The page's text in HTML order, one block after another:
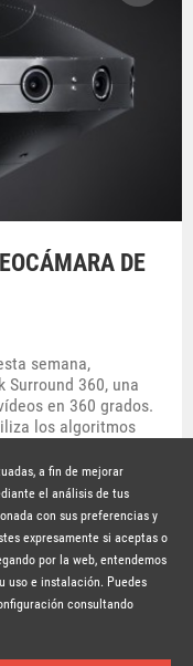
DE
semana,
Surround 360, una
en 360 grados.
los algoritmos
Hace 10 años
Condiciones de uso
a fin de mejorar
el análisis de tus
con sus preferencias y
expresamente si aceptas o
por la web, entendemos
uso e instalación. Puedes
consultando